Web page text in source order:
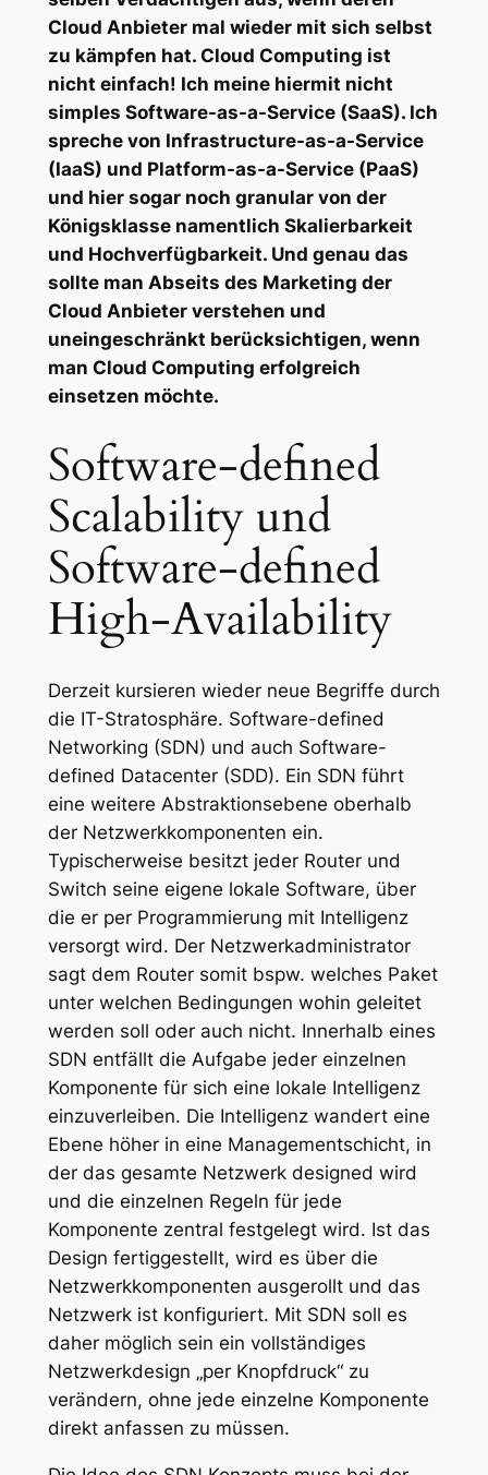
Cloud Anbieter mal wieder mit sich selbst
zu kämpfen hat. Cloud Computing ist
nicht einfach! Ich meine hiermit nicht
simples Software-as-a-Service (SaaS). Ich
spreche von Infrastructure-as-a-Service
(IaaS) und Platform-as-a-Service (PaaS)
und hier sogar noch granular von der
Königsklasse namentlich Skalierbarkeit
und Hochverfügbarkeit. Und genau das
sollte man Abseits des Marketing der
Cloud Anbieter verstehen und
uneingeschränkt berücksichtigen, wenn
man Cloud Computing erfolgreich
einsetzen möchte.
Software-defined
Scalability und
Software-defined
High-Availability
Derzeit kursieren wieder neue Begriffe durch
die IT-Stratosphäre. Software-defined
Networking (SDN) und auch Software-
defined Datacenter (SDD). Ein SDN führt
eine weitere Abstraktionsebene oberhalb
der Netzwerkkomponenten ein.
Typischerweise besitzt jeder Router und
Switch seine eigene lokale Software, über
die er per Programmierung mit Intelligenz
versorgt wird. Der Netzwerkadministrator
sagt dem Router somit bspw. welches Paket
unter welchen Bedingungen wohin geleitet
werden soll oder auch nicht. Innerhalb eines
SDN entfällt die Aufgabe jeder einzelnen
Komponente für sich eine lokale Intelligenz
einzuverleiben. Die Intelligenz wandert eine
Ebene höher in eine Managementschicht, in
der das gesamte Netzwerk designed wird
und die einzelnen Regeln für jede
Komponente zentral festgelegt wird. Ist das
Design fertiggestellt, wird es über die
Netzwerkkomponenten ausgerollt und das
Netzwerk ist konfiguriert. Mit SDN soll es
daher möglich sein ein vollständiges
Netzwerkdesign „per Knopfdruck“ zu
verändern, ohne jede einzelne Komponente
direkt anfassen zu müssen.